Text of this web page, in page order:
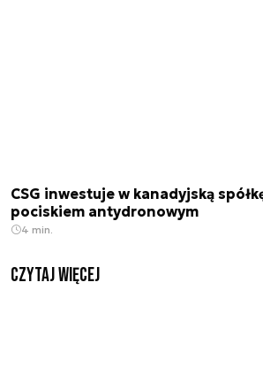
CSG inwestuje w kanadyjską
pociskiem antydronowym
4 min.
czytaj więcej